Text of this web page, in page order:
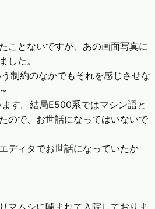
ことないですが、あの画面写真に
した。
制約のなかでもそれを感じさせな
す。結局E500系ではマシン語と
ので、お世話になってはいないで
ディタでお世話になっていたか